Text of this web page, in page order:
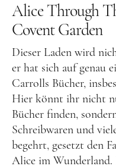
Alice Through
Covent Garden
Dieser Laden wird
er hat sich auf genau
Carrolls Bücher,
Hier könnt ihr nicht
Bücher finden,
Schreibwaren und
begehrt, gesetzt den
Alice im Wunderland.